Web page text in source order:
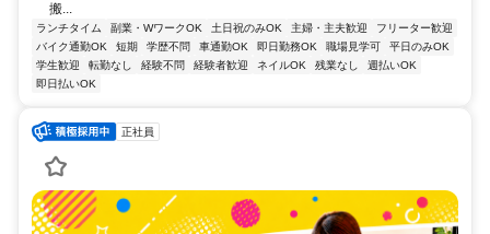
搬...
ランチタイム 副業・WワークOK 土日祝のみOK 主婦・主夫歓迎
フリーター歓迎
バイク通勤OK
短期 学歴不問 車通勤OK 即日勤務OK 職場見学可
平日のみOK
学生歓迎
転勤なし 経験不問 経験者歓迎 ネイルOK 残業なし
週払いOK
即日払いOK
正社員